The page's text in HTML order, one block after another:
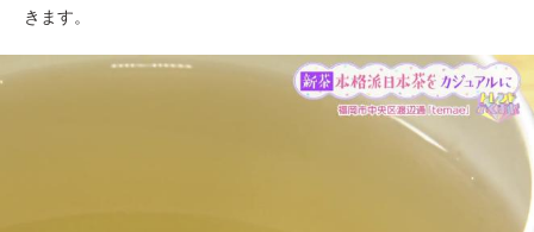
きます。